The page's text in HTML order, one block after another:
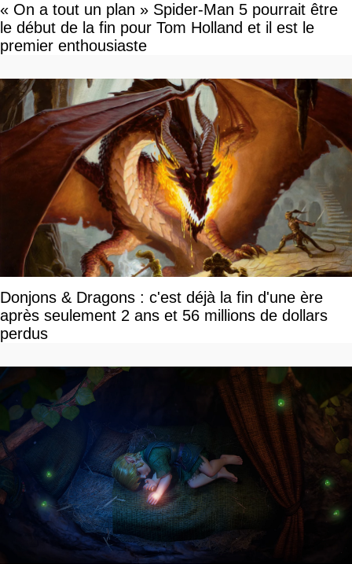
« On a tout un plan » Spider-Man 5 pourrait être
le début de la fin pour Tom Holland et il est le
premier enthousiaste
Donjons & Dragons : c'est déjà la fin d'une ère
après seulement 2 ans et 56 millions de dollars
perdus